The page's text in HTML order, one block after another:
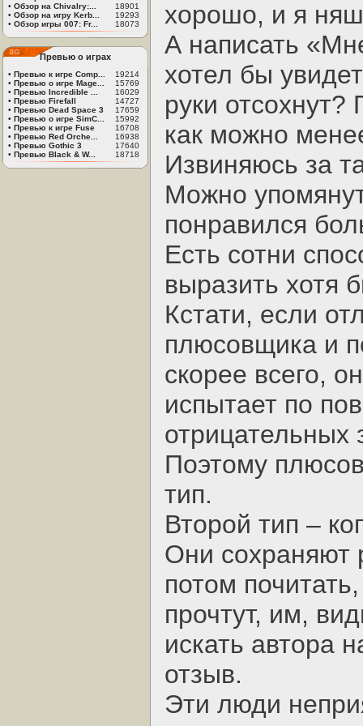
• Обзор на Chivalry:...
18901
• Обзор на игру Kerb...
19293
• Обзор игры 007: Fr... 18073
Превью о играх
• Превью к игре Comp...
19214
• Превью о игре Mage...
15769
• Превью Incredible ...
16029
• Превью Firefall
14727
• Превью Dead Space 3
17659
• Превью о игре SimC...
15992
• Превью к игре Fuse
16708
• Превью Red Orche...
16938
• Превью Gothic 3
17640
• Превью Black & W... 18718
хорошо, и я
А написать
хотел бы
руки
как можно
Извиняюсь за
Можно
понравился
Есть сотни
выразить хотя
Кстати, если
плюсовщика и
скорее всего,
испытает по
отрицательных
Поэтому
тип.
Второй тип –
Они сохраняют
потом
прочтут, им,
искать автора
отзыв.
Эти люди